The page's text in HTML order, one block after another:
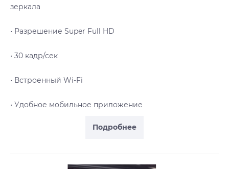
Подробнее
зеркала
• Разрешение Super Full HD
• 30 кадр/сек
• Встроенный Wi-Fi
• Удобное мобильное приложение